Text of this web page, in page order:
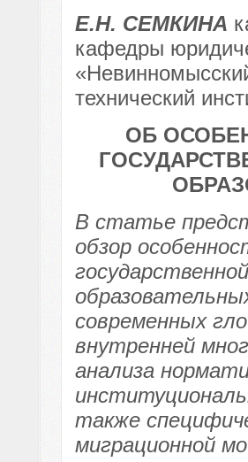
Е.Н. СЕМКИНА
кафедры
технический
ОБ
В статье
обзор
современных
внутренней
анализа
также
миграционной